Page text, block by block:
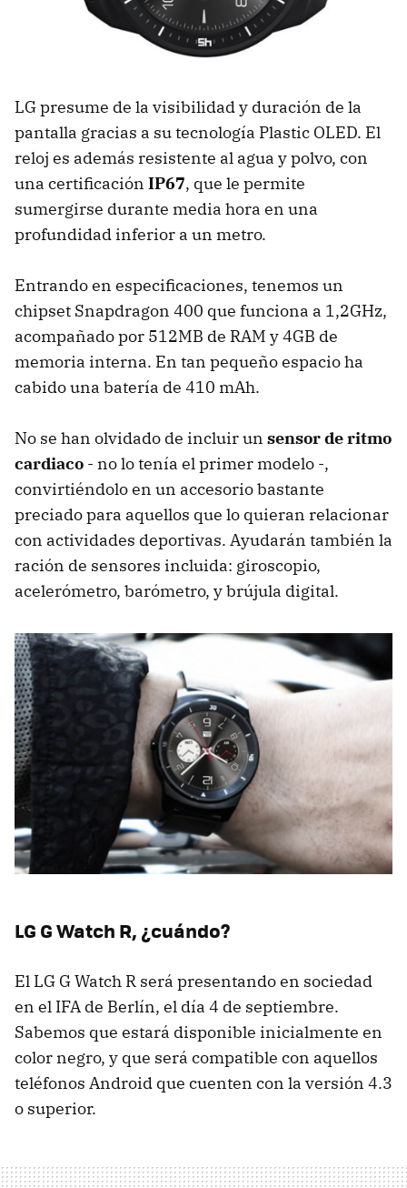
LG presume de la visibilidad y duración de la
pantalla gracias a su tecnología Plastic OLED. El
reloj es además resistente al agua y polvo, con
una certificación IP67, que le permite
sumergirse durante media hora en una
profundidad inferior a un metro.
Entrando en especificaciones, tenemos un
chipset Snapdragon 400 que funciona a 1,2GHz,
acompañado por 512MB de RAM y 4GB de
memoria interna. En tan pequeño espacio ha
cabido una batería de 410 mAh.
No se han olvidado de incluir un sensor de ritmo
cardiaco - no lo tenía el primer modelo -,
convirtiéndolo en un accesorio bastante
preciado para aquellos que lo quieran relacionar
con actividades deportivas. Ayudarán también la
ración de sensores incluida: giroscopio,
acelerómetro, barómetro, y brújula digital.
LG G Watch R, ¿cuándo?
El LG G Watch R será presentando en sociedad
en el IFA de Berlín, el día 4 de septiembre.
Sabemos que estará disponible inicialmente en
color negro, y que será compatible con aquellos
teléfonos Android que cuenten con la versión 4.3
o superior.